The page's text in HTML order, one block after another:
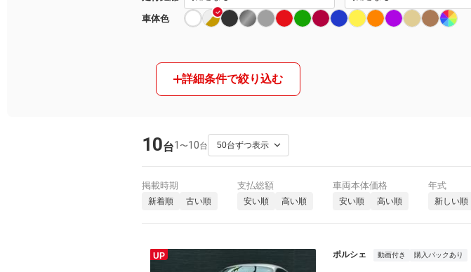
車体色
詳細条件で絞り込む
10台1 〜10台
掲載時期
新着順 古い順
支払総額
安い順 高い順
車両本体価格
安い順 高い順
年式
新しい順
UP ポルシェ 動画付き 購入パックあり